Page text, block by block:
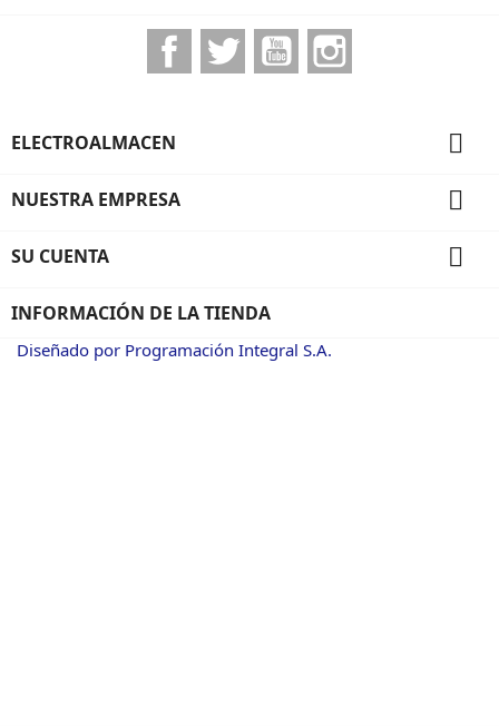
FacebookTwitter YouTube
ELECTROALMACEN 
NUESTRA EMPRESA 
SU CUENTA 
INFORMACIÓN DE LA TIENDA
Diseñado por Programación Integral S.A.